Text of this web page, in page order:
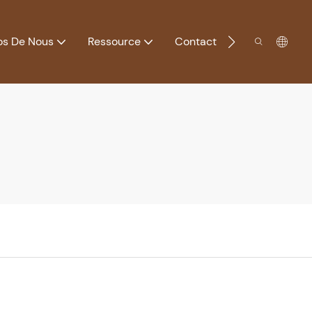
De Nous Ressource Contact